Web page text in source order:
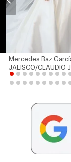
Mercedes Baz
JALISCO/CLAUDIO